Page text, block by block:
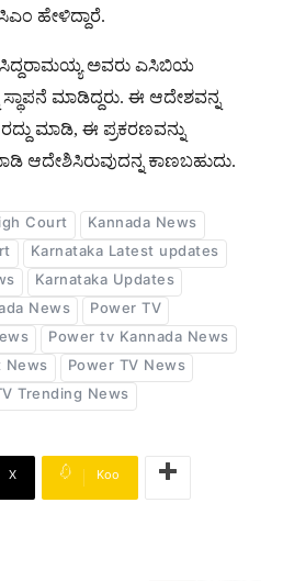
ಹೇಳಿದ್ದಾರೆ.
ಸಿದ್ದರಾಮಯ್ಯ ಅವರು ಎಸಿಬಿಯ
ಮಾಡಿದ್ದರು. ಈ ಆದೇಶವನ್ನ
ಮಾಡಿ, ಈ ಪ್ರಕರಣವನ್ನು
ಆದೇಶಿಸಿರುವುದನ್ನ ಕಾಣಬಹುದು.
Court
Kannada News
Karnataka Latest updates
Karnataka Updates
News
Power TV
Power tv Kannada News
News
Power TV News
Trending News
X Koo